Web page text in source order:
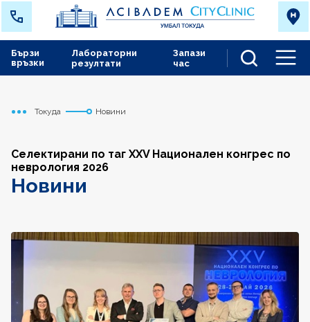
Лабораторни
резултати
Запази
час
Бързи
връзки
Начало
Токуда Новини
Селектирани по таг XXV Национален конгрес по
неврология 2026
Новини